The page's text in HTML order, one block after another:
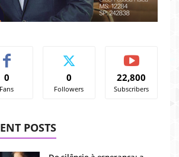
0
Fans
0
Followers
22,800
Subscribers
POSTS